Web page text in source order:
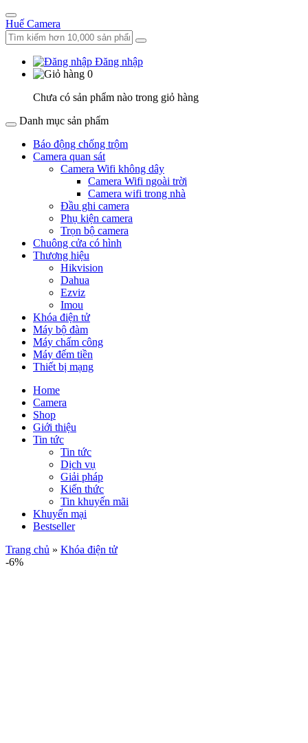
Huế Camera
Đăng nhập
0
Chưa có sản phẩm nào trong giỏ hàng
Danh mục sản phẩm
Báo động chống trộm
Camera quan sát
Camera Wifi không dây
Camera Wifi ngoài trời
Camera wifi trong nhà
Đầu ghi camera
Phụ kiện camera
Trọn bộ camera
Chuông cửa có hình
Thương hiệu
Hikvision
Dahua
Ezviz
Imou
Khóa điện tử
Máy bộ đàm
Máy chấm công
Máy đếm tiền
Thiết bị mạng
Home
Camera
Shop
Giới thiệu
Tin tức
Tin tức
Dịch vụ
Giải pháp
Kiến thức
Tin khuyến mãi
Khuyến mại
Bestseller
Trang chủ » Khóa điện tử
-6%